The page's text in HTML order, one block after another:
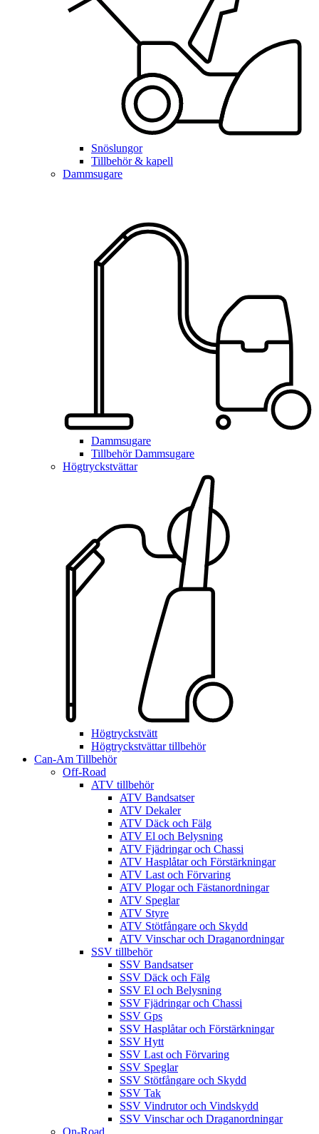
Snöslungor
Tillbehör & kapell
Dammsugare
Dammsugare
Tillbehör Dammsugare
Högtryckstvättar
Högtryckstvätt
Högtryckstvättar tillbehör
Can-Am Tillbehör
Off-Road
ATV tillbehör
ATV Bandsatser
ATV Dekaler
ATV Däck och Fälg
ATV El och Belysning
ATV Fjädringar och Chassi
ATV Hasplåtar och Förstärkningar
ATV Last och Förvaring
ATV Plogar och Fästanordningar
ATV Speglar
ATV Styre
ATV Stötfångare och Skydd
ATV Vinschar och Draganordningar
SSV tillbehör
SSV Bandsatser
SSV Däck och Fälg
SSV El och Belysning
SSV Fjädringar och Chassi
SSV Gps
SSV Hasplåtar och Förstärkningar
SSV Hytt
SSV Last och Förvaring
SSV Speglar
SSV Stötfångare och Skydd
SSV Tak
SSV Vindrutor och Vindskydd
SSV Vinschar och Draganordningar
On-Road